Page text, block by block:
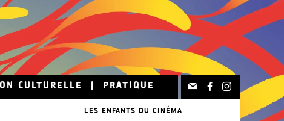
CULTURELLE PRATIQUE
LES ENFANTS DU CINÉMA